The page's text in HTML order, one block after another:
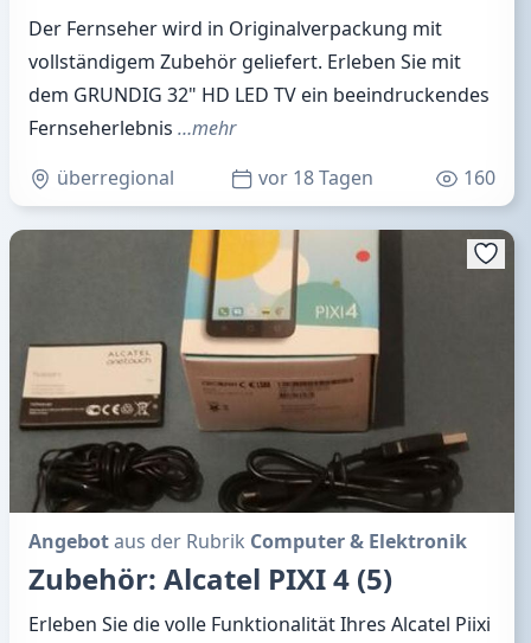
Der Fernseher wird in Originalverpackung mit
vollständigem Zubehör geliefert. Erleben Sie mit
dem GRUNDIG 32" HD LED TV ein beeindruckendes
Fernseherlebnis …mehr
überregional
vor 18 Tagen 160
Angebotaus der Rubrik Computer & Elektronik
Zubehör: Alcatel PIXI 4 (5)
Erleben Sie die volle Funktionalität Ihres Alcatel Piixi